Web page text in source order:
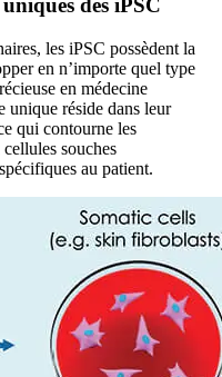
des iPSC
les iPSC possèdent la
en n’importe quel type
en médecine
unique réside dans leur
qui contourne les
souches
au patient.